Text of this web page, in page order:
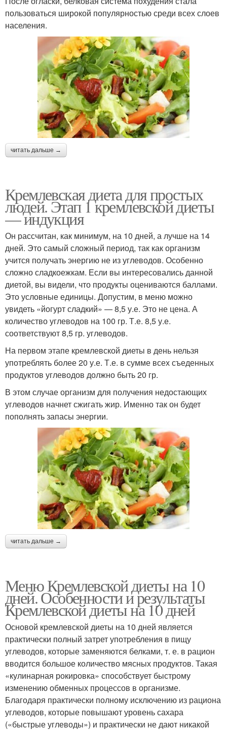
пользоваться широкой популярностью среди всех слоев
населения.
читать дальше →
Кремлевская диета для простых
людей. Этап 1 кремлевской диеты
— индукция
Он рассчитан, как минимум, на 10 дней, а лучше на 14
дней. Это самый сложный период, так как организм
учится получать энергию не из углеводов. Особенно
сложно сладкоежкам. Если вы интересовались данной
диетой, вы видели, что продукты оцениваются баллами.
Это условные единицы. Допустим, в меню можно
увидеть «йогурт сладкий» — 8,5 у.е. Это не цена. А
количество углеводов на 100 гр. Т.е. 8,5 у.е.
соответствуют 8,5 гр. углеводов.
На первом этапе кремлевской диеты в день нельзя
употреблять более 20 у.е. Т.е. в сумме всех съеденных
продуктов углеводов должно быть 20 гр.
В этом случае организм для получения недостающих
углеводов начнет сжигать жир. Именно так он будет
пополнять запасы энергии.
читать дальше →
Меню Кремлевской диеты на 10
дней. Особенности и результаты
Кремлевской диеты на 10 дней
Основой кремлевской диеты на 10 дней является
практически полный затрет употребления в пищу
углеводов, которые заменяются белками, т. е. в рацион
вводится большое количество мясных продуктов. Такая
«кулинарная рокировка» способствует быстрому
изменению обменных процессов в организме.
Благодаря практически полному исключению из рациона
углеводов, которые повышают уровень сахара
(«быстрые углеводы») и практически не дают никакой